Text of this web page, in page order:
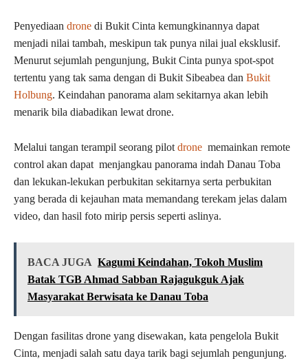
Penyediaan drone di Bukit Cinta kemungkinannya dapat
menjadi nilai tambah, meskipun tak punya nilai jual eksklusif.
Menurut sejumlah pengunjung, Bukit Cinta punya spot-spot
tertentu yang tak sama dengan di Bukit Sibeabea dan Bukit
Holbung. Keindahan panorama alam sekitarnya akan lebih
menarik bila diabadikan lewat drone.
Melalui tangan terampil seorang pilot drone memainkan remote
control akan dapat menjangkau panorama indah Danau Toba
dan lekukan-lekukan perbukitan sekitarnya serta perbukitan
yang berada di kejauhan mata memandang terekam jelas dalam
video, dan hasil foto mirip persis seperti aslinya.
BACA JUGA Kagumi Keindahan, Tokoh Muslim
Batak TGB Ahmad Sabban Rajagukguk Ajak
Masyarakat Berwisata ke Danau Toba
Dengan fasilitas drone yang disewakan, kata pengelola Bukit
Cinta, menjadi salah satu daya tarik bagi sejumlah pengunjung.